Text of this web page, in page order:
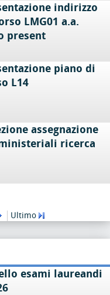
indirizzo
LMG01 a.a.
present
piano di
L14
assegnazione
ricerca
Ultimo
esami laureandi